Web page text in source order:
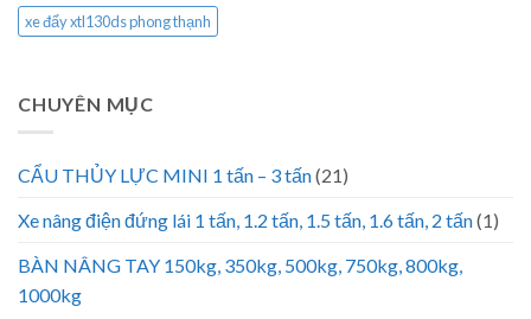
xe đẩy xtl130ds phong thạnh
CHUYÊN MỤC
CẨU THỦY LỰC MINI 1 tấn – 3 tấn(21)
Xe nâng điện đứng lái 1 tấn, 1.2 tấn, 1.5 tấn, 1.6 tấn, 2 tấn(1)
BÀN NÂNG TAY 150kg, 350kg, 500kg, 750kg, 800kg,
1000kg